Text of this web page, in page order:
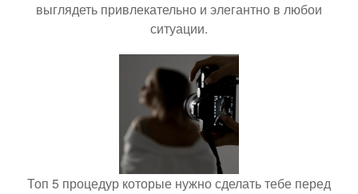
выглядеть привлекательно и элегантно в любои
ситуации.
Топ 5 процедур которые нужно сделать тебе перед